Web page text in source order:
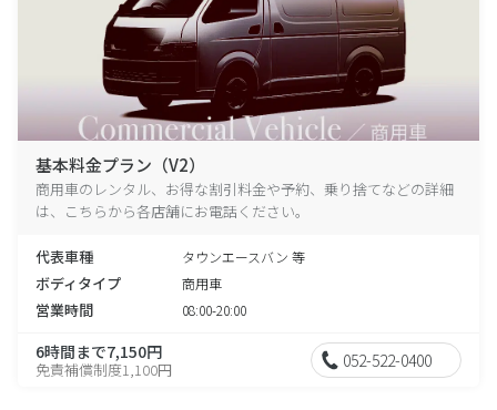
基本料金プラン（V2）
商用車のレンタル、お得な割引料金や予約、乗り捨てなどの詳細
は、こちらから各店舗にお電話ください。
代表車種 タウンエースバン 等
ボディタイプ 商用車
営業時間 08:00-20:00
6時間まで7,150円
免責補償制度1,100円 052-522-0400